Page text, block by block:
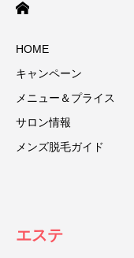
HOME
キャンペーン
メニュー＆プライス
サロン情報
メンズ脱毛ガイド
エステ